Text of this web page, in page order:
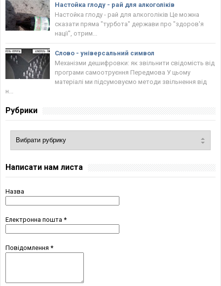
Настойка глоду - рай для алкоголіків
Настойка глоду - рай для алкоголіків Це можна
сказати пряма "турбота" держави про "здоров'я
нації", отрим...
Слово - універсальний символ
Механізми дешифровки: як звільнити свідомість від
програми самоотруєння Передмова У цьому
матеріалі ми підсумовуємо методи звільнення від
н...
Рубрики
Написати нам листа
Назва
Електронна пошта *
Повідомлення *